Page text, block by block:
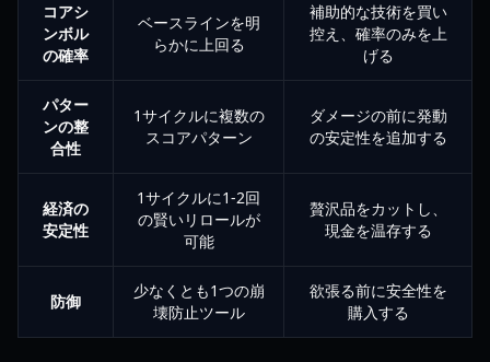
コアシ
ンボル
の確率
ベースラインを明
らかに上回る
補助的な技術を買い
控え、確率のみを上
げる
パター
ンの整
合性
1サイクルに複数の
スコアパターン
ダメージの前に発動
の安定性を追加する
経済の
安定性
1サイクルに1-2回
の賢いリロールが
可能
贅沢品をカットし、
現金を温存する
防御
少なくとも1つの崩
壊防止ツール
欲張る前に安全性を
購入する